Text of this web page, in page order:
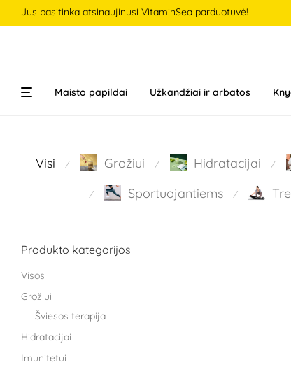
Jus pasitinka atsinaujinusi VitaminSea parduotuvė!
Maisto papildai Užkandžiai ir arbatos
Visi ⁄ Grožiui ⁄ Hidratacijai ⁄
⁄ Sportuojantiems ⁄
Produkto kategorijos
Visos
Grožiui
Šviesos terapija
Hidratacijai
Imunitetui